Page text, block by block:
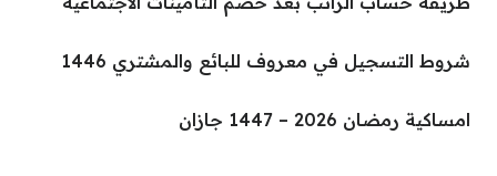
شروط التسجيل في معروف للبائع والمشتري 1446
امساكية رمضان 2026 – 1447 جازان